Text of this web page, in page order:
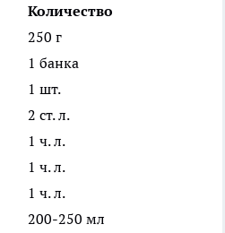
Количество
250 г
1 банка
1 шт.
2 ст. л.
1 ч. л.
1 ч. л.
1 ч. л.
200-250 мл